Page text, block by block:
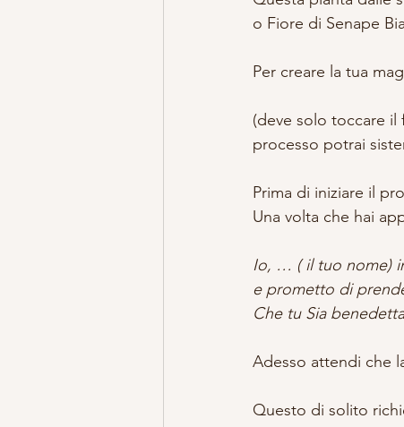
o Fiore di Senape
Per creare la tua
(deve solo toccare il
processo potrai
Prima di iniziare il
Una volta che hai
Io, … ( il tuo nome)
e prometto di
Che tu Sia
Adesso attendi che
Questo di solito